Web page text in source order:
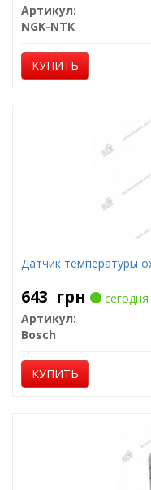
Артикул:
NGK-NTK
КУПИТЬ
Датчик температуры
643 грн
сегодня
Артикул:
Bosch
КУПИТЬ